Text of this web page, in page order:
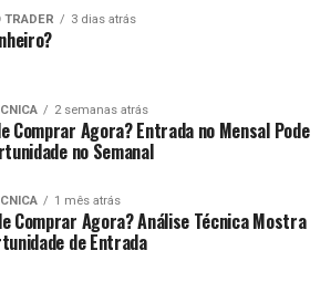
TRADER 3 dias atrás
2 semanas atrás
Comprar Agora? Entrada no Mensal Pode
no Semanal
1 mês atrás
Comprar Agora? Análise Técnica Mostra
de Entrada